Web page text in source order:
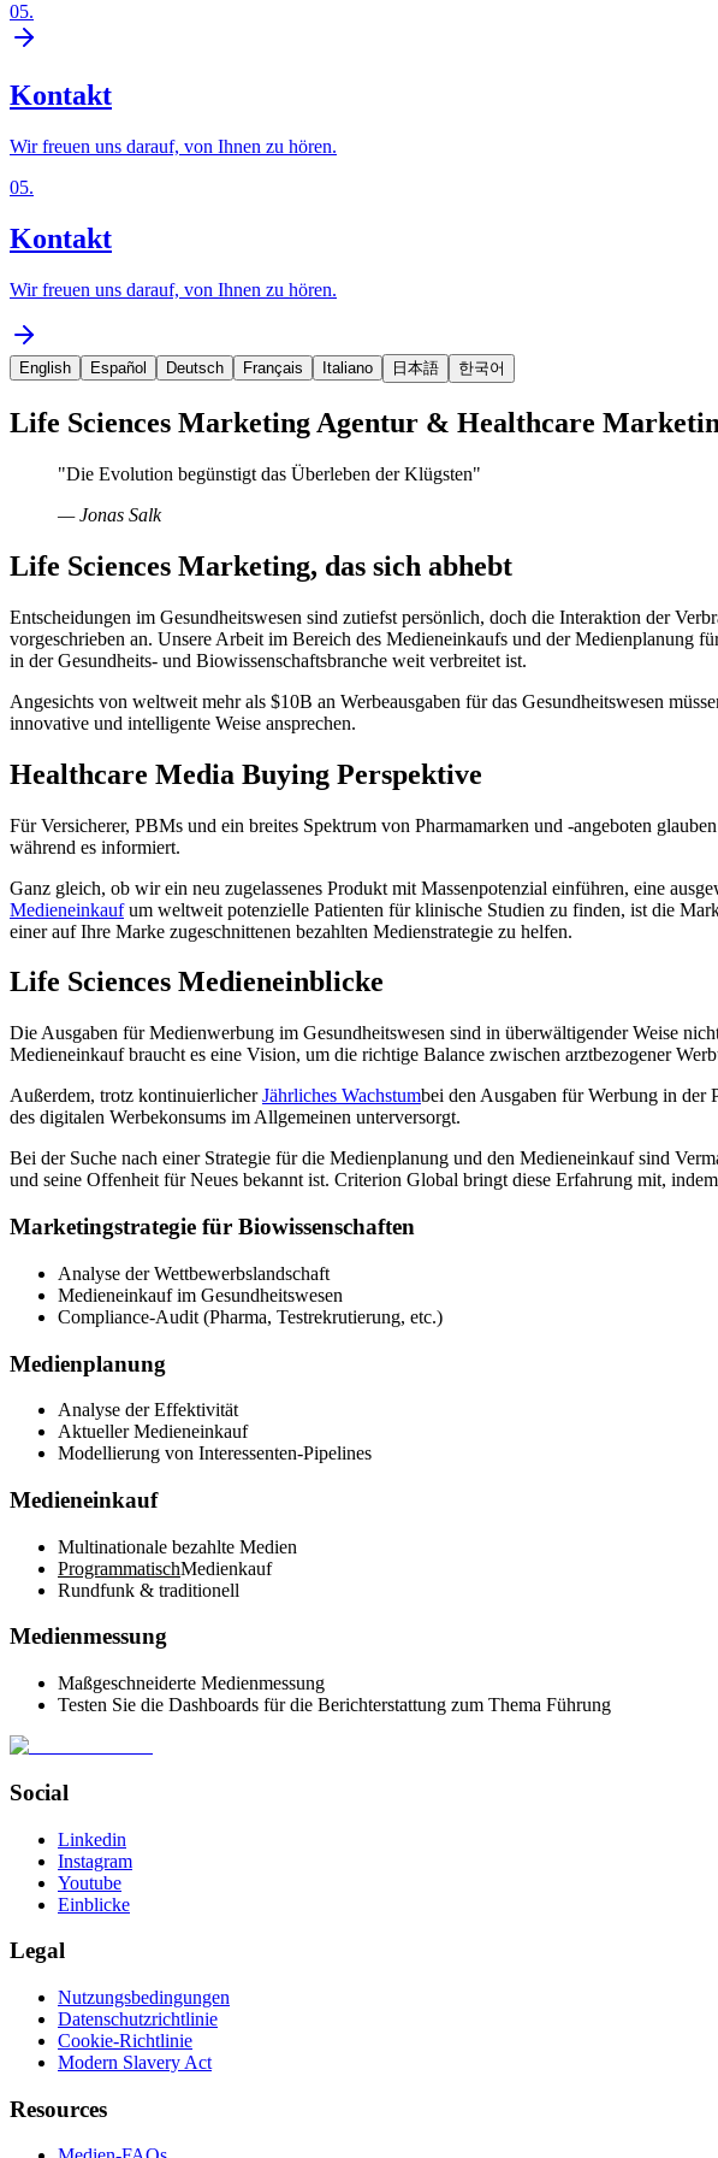
05.
Kontakt
Wir freuen uns darauf, von Ihnen zu hören.
05.
Kontakt
Wir freuen uns darauf, von Ihnen zu hören.
English Español Deutsch Français Italiano 日本語 한국어
Life Sciences Marketing Agentur & Healthcare
"Die Evolution begünstigt das Überleben der Klügsten"
—Jonas Salk
Life Sciences Marketing, das sich abhebt
Entscheidungen im Gesundheitswesen sind zutiefst persönlich, doch die Interaktion der
vorgeschrieben an. Unsere Arbeit im Bereich des Medieneinkaufs und der Medienplanung
in der Gesundheits- und Biowissenschaftsbranche weit verbreitet ist.
Angesichts von weltweit mehr als $10B an Werbeausgaben für das Gesundheitswesen
innovative und intelligente Weise ansprechen.
Healthcare Media Buying Perspektive
Für Versicherer, PBMs und ein breites Spektrum von Pharmamarken und -angeboten
während es informiert.
Ganz gleich, ob wir ein neu zugelassenes Produkt mit Massenpotenzial einführen, eine
Medieneinkaufum weltweit potenzielle Patienten für klinische Studien zu finden, ist die
einer auf Ihre Marke zugeschnittenen bezahlten Medienstrategie zu helfen.
Life Sciences Medieneinblicke
Die Ausgaben für Medienwerbung im Gesundheitswesen sind in überwältigender Weise
Medieneinkauf braucht es eine Vision, um die richtige Balance zwischen arztbezogener
Außerdem, trotz kontinuierlicherJährliches Wachstumbei den Ausgaben für Werbung in der
des digitalen Werbekonsums im Allgemeinen unterversorgt.
Bei der Suche nach einer Strategie für die Medienplanung und den Medieneinkauf sind
und seine Offenheit für Neues bekannt ist. Criterion Global bringt diese Erfahrung mit,
Marketingstrategie für Biowissenschaften
Analyse der Wettbewerbslandschaft
Medieneinkauf im Gesundheitswesen
Compliance-Audit (Pharma, Testrekrutierung, etc.)
Medienplanung
Analyse der Effektivität
Aktueller Medieneinkauf
Modellierung von Interessenten-Pipelines
Medieneinkauf
Multinationale bezahlte Medien
ProgrammatischMedienkauf
Rundfunk & traditionell
Medienmessung
Maßgeschneiderte Medienmessung
Testen Sie die Dashboards für die Berichterstattung zum Thema Führung
Social
Linkedin
Instagram
Youtube
Einblicke
Legal
Nutzungsbedingungen
Datenschutzrichtlinie
Cookie-Richtlinie
Modern Slavery Act
Resources